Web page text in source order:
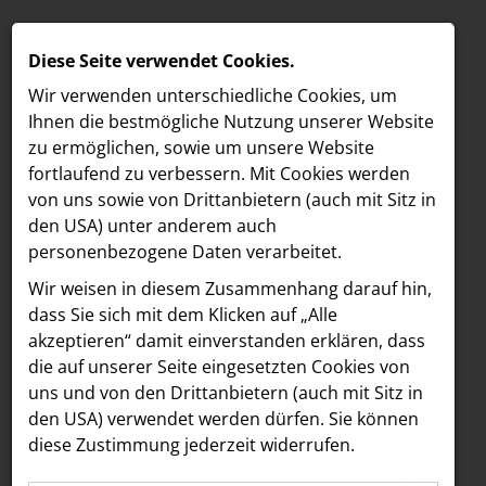
MELDUNGEN
LOEBELL NORDBERG
INNER
aehre
Astoria Artshow
B/S/H Hausgeräte
Meldungen / Freshfields
Text Bilder
22.05.2026
10 Jahre Vienna
Ladies Lounge:
Diese Seite verwendet Cookies.
Wir verwenden unterschiedliche Cookies, um
Ihnen die best­mögliche Nutzung unserer Website
zu ermöglichen, sowie um unsere Website
fortlaufend zu verbessern. Mit Cookies werden
von uns sowie von Drittanbietern (auch mit Sitz in
den USA) unter anderem auch
personenbezogene Daten verarbeitet.
Wir weisen in diesem Zusammenhang darauf hin,
dass Sie sich mit dem Klicken auf „Alle
akzeptieren“ damit ein­ver­standen erklären, dass
die auf unserer Seite eingesetzten Cookies von
uns und von den Drittanbietern (auch mit Sitz in
den USA) verwendet werden dürfen. Sie können
diese Zustimmung jederzeit widerrufen.